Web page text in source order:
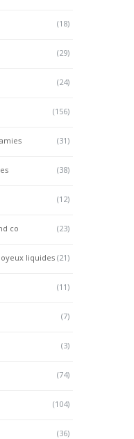
(18)
(29)
(24)
(156)
(31)
(38)
(12)
co (23)
liquides (21)
(11)
(7)
(3)
(74)
(104)
(36)